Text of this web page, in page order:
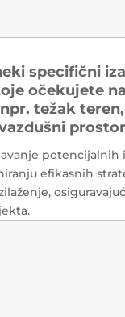
specifični
očekujete
težak teren,
potencijalnih
efikasnih